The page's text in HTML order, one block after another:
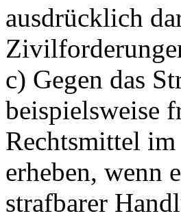
ausdrücklich
c) Gegen das
beispielsweise
Rechtsmittel
erheben, wenn
strafbarer